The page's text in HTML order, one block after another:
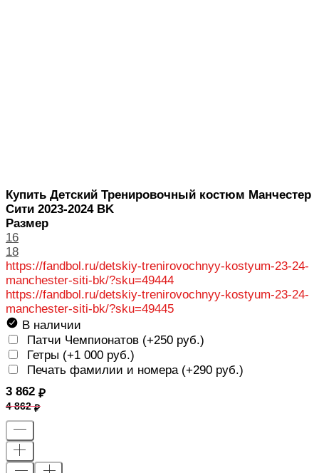
Купить Детский Тренировочный костюм Манчестер
Сити 2023-2024 BK
Размер
16
18
https://fandbol.ru/detskiy-trenirovochnyy-kostyum-23-24-
manchester-siti-bk/?sku=49444
https://fandbol.ru/detskiy-trenirovochnyy-kostyum-23-24-
manchester-siti-bk/?sku=49445
В наличии
Патчи Чемпионатов (+250 руб.)
Гетры (+1 000 руб.)
Печать фамилии и номера (+290 руб.)
3 862
4 862